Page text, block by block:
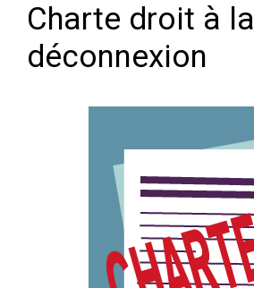
Charte droit à la
déconnexion